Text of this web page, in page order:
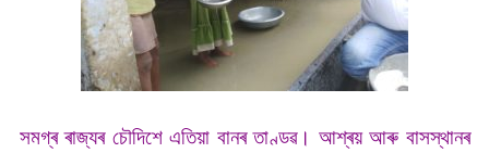
সমগ্ৰ ৰাজ্যৰ চৌদিশে এতিয়া বানৰ তাণ্ডৱ। আশ্ৰয় আৰু বাসস্থানৰ